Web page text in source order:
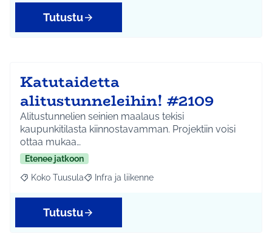
Tutustu
Katutaidetta
alitustunneleihin! #2109
Alitustunnelien seinien maalaus tekisi
kaupunkitilasta kiinnostavamman. Projektiin voisi
ottaa mukaa…
Etenee jatkoon
Rajaa tulokset aihepiirin mukaan: Koko Tuusula
Koko Tuusula Rajaa tulokset teeman mukaan: Infra ja liikenne
Infra ja liikenne
Tutustu